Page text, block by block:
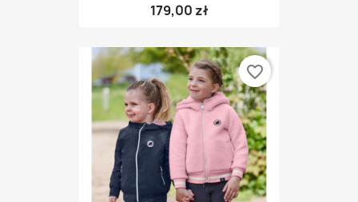
179,00 zł
favorite_border